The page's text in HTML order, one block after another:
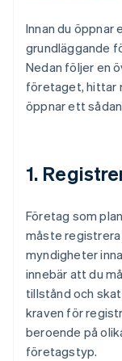
Innan du öppnar
grundläggande
Nedan följer en
företaget, hittar
öppnar ett
1.
Företag som
måste
myndigheter
innebär att du
tillstånd och
kraven för
beroende på
företagstyp.